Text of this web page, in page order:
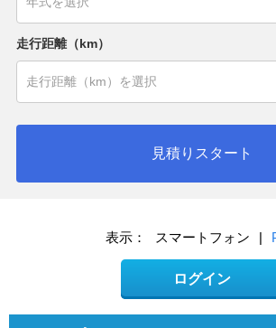
走行距離（km）
見積りスタート
表示： スマートフォン |
ログイン